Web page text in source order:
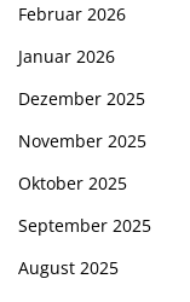
Februar 2026
Januar 2026
Dezember 2025
November 2025
Oktober 2025
September 2025
August 2025